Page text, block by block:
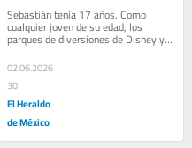
Sebastián tenía 17 años. Como
cualquier joven de su edad, los
parques de diversiones de Disney y
Universal son atracciones que a
muchos les...
02.06.2026
30
El Heraldo
de México